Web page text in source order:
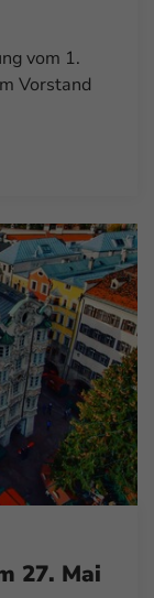
vom 1.
Vorstand
27. Mai